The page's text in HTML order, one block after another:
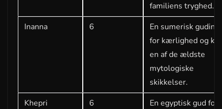
familiens tryghed.
Inanna
6
En sumerisk
for kærlighed og
en af de ældste
mytologiske
skikkelser.
Khepri
6
En egyptisk gud for